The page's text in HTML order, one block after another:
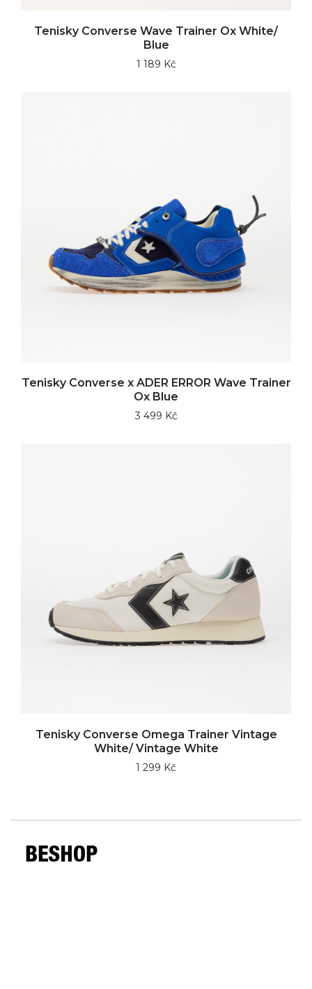
Tenisky Converse Wave Trainer Ox White/
Blue
1 189 Kč
Tenisky Converse x ADER ERROR Wave Trainer
Ox Blue
3 499 Kč
Tenisky Converse Omega Trainer Vintage
White/ Vintage White
1 299 Kč